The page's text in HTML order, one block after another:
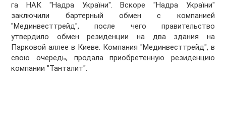
га НАК "Надра України". Вскоре "Надра України"
заключили бартерный обмен с компанией
"Мединвесттрейд", после чего правительство
утвердило обмен резиденции на два здания на
Парковой аллее в Киеве. Компания "Мединвесттрейд", в
свою очередь, продала приобретенную резиденцию
компании "Танталит".